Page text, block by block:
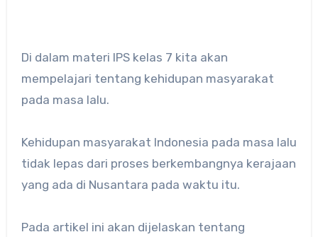
Di dalam materi IPS kelas 7 kita akan
mempelajari tentang kehidupan masyarakat
pada masa lalu.
Kehidupan masyarakat Indonesia pada masa lalu
tidak lepas dari proses berkembangnya kerajaan
yang ada di Nusantara pada waktu itu.
Pada artikel ini akan dijelaskan tentang